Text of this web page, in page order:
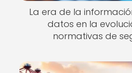
La era de la
datos en la
normativas de